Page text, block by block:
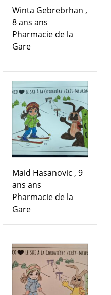
Winta Gebrebrhan ,
8 ans ans
Pharmacie de la
Gare
Maid Hasanovic , 9
ans ans
Pharmacie de la
Gare